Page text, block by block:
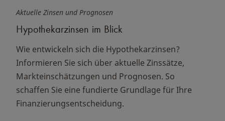
Aktuelle Zinsen und Prognosen
Hypothekarzinsen im Blick
Wie entwickeln sich die Hypothekarzinsen?
Informieren Sie sich über aktuelle Zinssätze,
Markteinschätzungen und Prognosen. So
schaffen Sie eine fundierte Grundlage für Ihre
Finanzierungsentscheidung.